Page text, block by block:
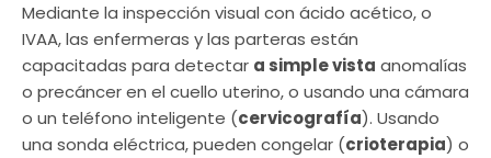
Mediante la inspección visual con ácido acético, o
IVAA, las enfermeras y las parteras están
capacitadas para detectar a simple vista anomalías
o precáncer en el cuello uterino, o usando una cámara
o un teléfono inteligente (cervicografía). Usando
una sonda eléctrica, pueden congelar (crioterapia) o